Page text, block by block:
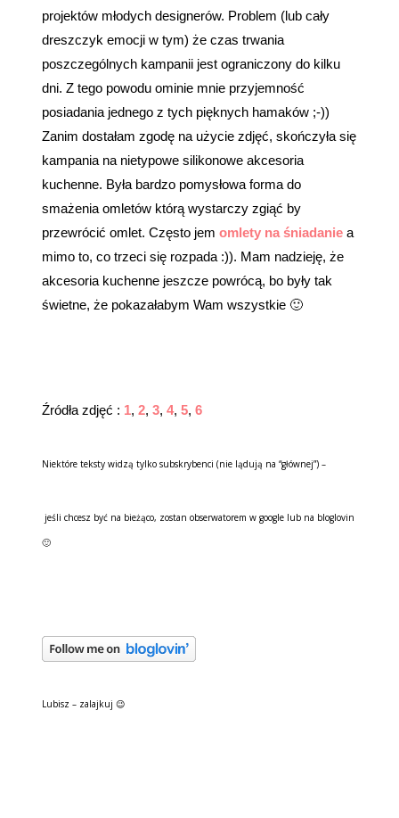
projektów młodych designerów. Problem (lub cały
dreszczyk emocji w tym) że czas trwania
poszczególnych kampanii jest ograniczony do kilku
dni. Z tego powodu ominie mnie przyjemność
posiadania jednego z tych pięknych hamaków ;-))
Zanim dostałam zgodę na użycie zdjęć, skończyła się
kampania na nietypowe silikonowe akcesoria
kuchenne. Była bardzo pomysłowa forma do
smażenia omletów którą wystarczy zgiąć by
przewrócić omlet. Często jem omlety na śniadanie a
mimo to, co trzeci się rozpada :)). Mam nadzieję, że
akcesoria kuchenne jeszcze powrócą, bo były tak
świetne, że pokazałabym Wam wszystkie 🙂
Źródła zdjęć : 1, 2, 3, 4, 5, 6
Niektóre teksty widzą tylko subskrybenci (nie lądują na “głównej”) –
jeśli chcesz być na bieżąco, zostan obserwatorem w google lub na bloglovin
🙂
Lubisz – zalajkuj 😉